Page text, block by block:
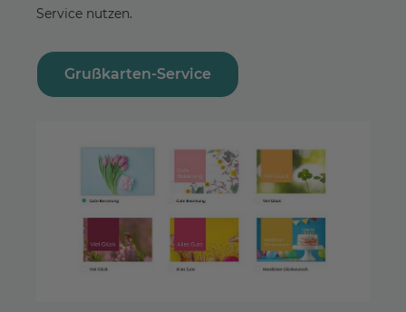
Service nutzen.
Grußkarten-Service